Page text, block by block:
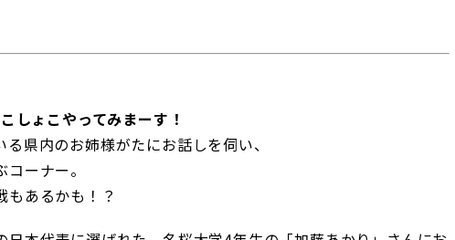
しょこやってみまーす！
県内のお姉様がたにお話しを伺い、
ーナー。
もあるかも！？